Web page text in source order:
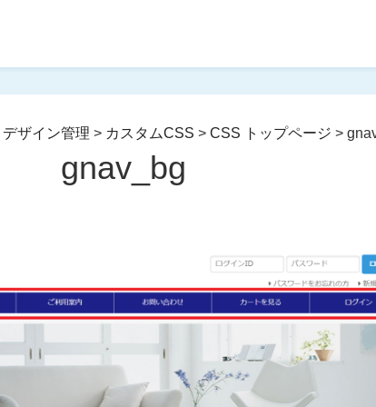
デザイン管理 > カスタムCSS >CSS トップページ >
gnav_bg